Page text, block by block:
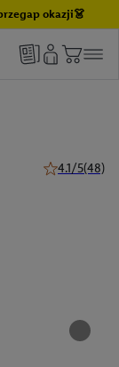
okazji👗
4.1/5(48)